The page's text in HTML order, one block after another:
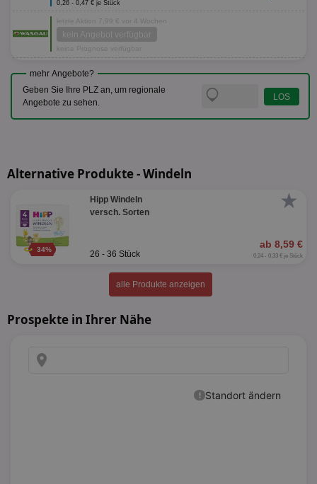
0,26 - 0,47 € je Stück
letzte Aktion 7,99 € vor 4 Wochen
kein Angebot verfügbar
keine Prognose verfügbar
mehr Angebote?
Geben Sie Ihre PLZ an, um regionale
Angebote zu sehen.
Alternative Produkte - Windeln
★
34%
Hipp Windeln
versch. Sorten
ab 8,59 €
26 - 36 Stück 0,24 - 0,33 € je Stück
alle Produkte anzeigen
Prospekte in Ihrer Nähe